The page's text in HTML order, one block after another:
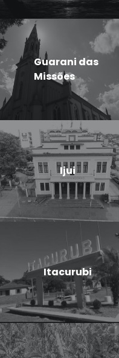
Guarani das
Missões
Ijui
Itacurubi